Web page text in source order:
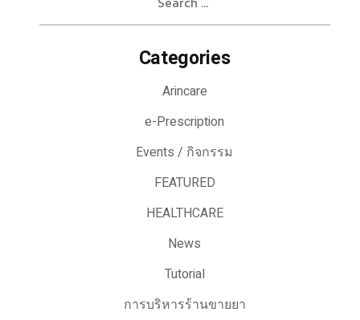
Categories
Arincare
e-Prescription
Events / กิจกรรม
FEATURED
HEALTHCARE
News
Tutorial
การบริหารร้านขายยา